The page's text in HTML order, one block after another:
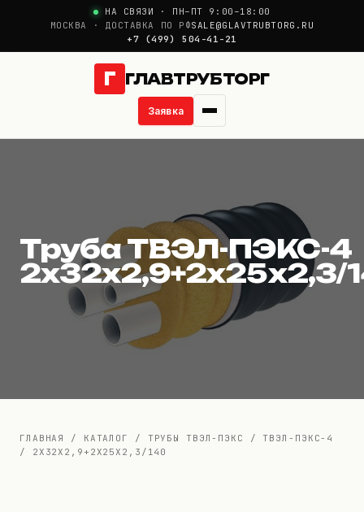
НА СВЯЗИ · ПН–ПТ 9:00–18:00
МОСКВА · ДОСТАВКА ПО РФSALE@GLAVTRUBTORG.RU
+7 (499) 504-41-21
Г ГЛАВТРУБТОРГ
Продукция
Заявка
Труба ТВЭЛ-ПЭКС-4
2x32x2,9+2x25x2,3/
ГЛАВНАЯ / КАТАЛОГ / ТРУБЫ ТВЭЛ-ПЭКС / ТВЭЛ-ПЭКС-4
/ 2X32X2,9+2X25X2,3/140